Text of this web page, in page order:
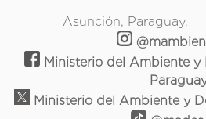
Asunción, Paraguay.
Ministerio del Ambiente y
Ministerio del Ambiente y